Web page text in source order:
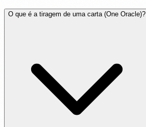
O que é a tiragem de uma carta (One Oracle)?